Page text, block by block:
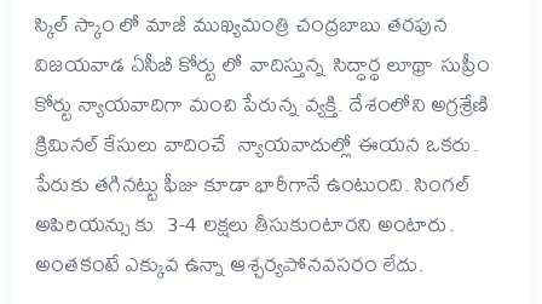
స్కిల్ స్కాం లో మాజీ ముఖ్యమంత్రి చంద్రబాబు తరపున
విజయవాడ ఏసీబీ కోర్టు లో వాదిస్తున్న సిద్ధార్థ లూథ్రా సుప్రీం
కోర్టు న్యాయవాదిగా మంచి పేరున్న వ్యక్తి. దేశంలోని అగ్రశ్రేణి
క్రిమినల్ కేసులు వాదించే న్యాయవాదుల్లో ఈయన ఒకరు.
పేరుకు తగినట్టు ఫీజు కూడా భారీగానే ఉంటుంది. సింగల్
అపిరియన్సు కు 3-4 లక్షలు తీసుకుంటారని అంటారు.
అంతకంటే ఎక్కువ ఉన్నా ఆశ్చర్యపోనవసరం లేదు.